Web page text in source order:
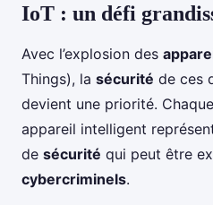
IoT : un défi
Avec l’explosion des
Things), la sécurité de ces
devient une priorité.
appareil intelligent
de sécurité qui peut être
cybercriminels.